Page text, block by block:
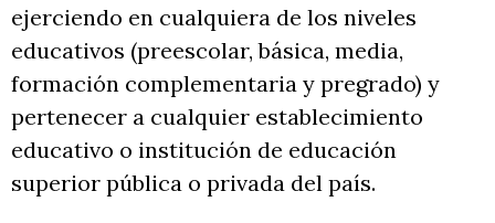
ejerciendo en cualquiera de los niveles
educativos (preescolar, básica, media,
formación complementaria y pregrado) y
pertenecer a cualquier establecimiento
educativo o institución de educación
superior pública o privada del país.